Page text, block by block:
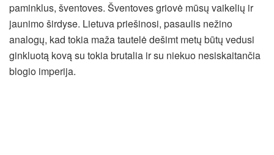
paminklus, šventoves. Šventoves griovė mūsų vaikelių ir
jaunimo širdyse. Lietuva priešinosi, pasaulis nežino
analogų, kad tokia maža tautelė dešimt metų būtų vedusi
ginkluotą kovą su tokia brutalia ir su niekuo nesiskaitančia
blogio imperija.